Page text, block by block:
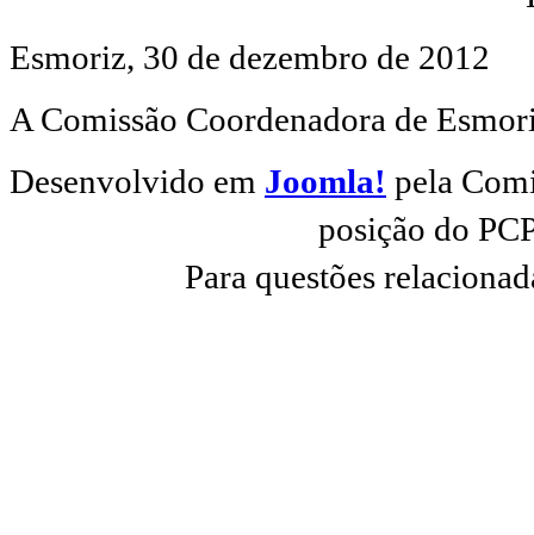
Esmoriz, 30 de dezembro de 2012
A Comissão Coordenadora de
Desenvolvido em Joomla! pela
posição do
Para questões